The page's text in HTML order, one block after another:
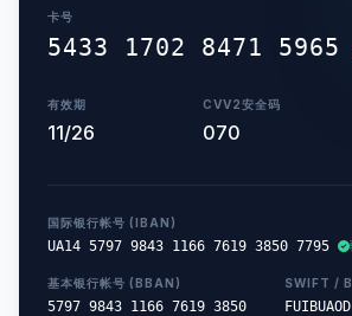
卡号
5433 1702 8471 5965
有效期
11/26
CVV2安全码
070
国际银行帐号 (IBAN)
UA14 5797 9843 1166 7619 3850 7795
基本银行帐号 (BBAN)
5797 9843 1166 7619 3850
SWIFT /
FUIBUAOD